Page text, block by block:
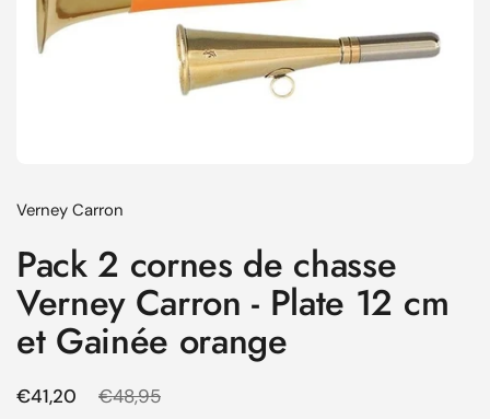
Verney Carron
Pack 2 cornes de chasse
Verney Carron - Plate 12 cm
et Gainée orange
Prix régulier
€41,20 Prix de solde
€48,95